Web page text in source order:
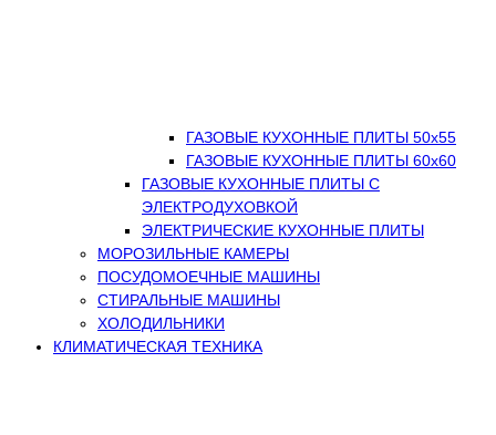
ГАЗОВЫЕ КУХОННЫЕ ПЛИТЫ 50х55
ГАЗОВЫЕ КУХОННЫЕ ПЛИТЫ 60х60
ГАЗОВЫЕ КУХОННЫЕ ПЛИТЫ С
ЭЛЕКТРОДУХОВКОЙ
ЭЛЕКТРИЧЕСКИЕ КУХОННЫЕ ПЛИТЫ
МОРОЗИЛЬНЫЕ КАМЕРЫ
ПОСУДОМОЕЧНЫЕ МАШИНЫ
СТИРАЛЬНЫЕ МАШИНЫ
ХОЛОДИЛЬНИКИ
КЛИМАТИЧЕСКАЯ ТЕХНИКА